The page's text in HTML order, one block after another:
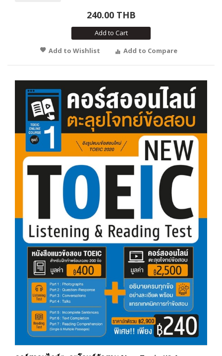
240.00 THB
Add to Cart
Add to Wishlist
Add to Compare